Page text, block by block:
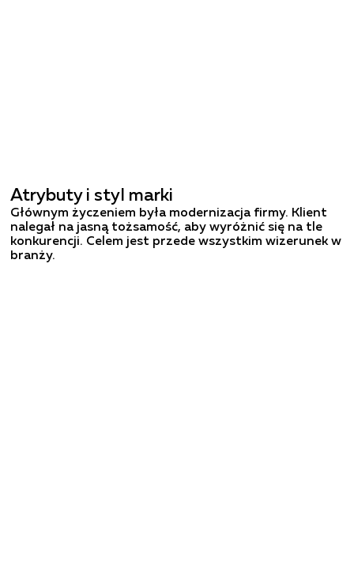
Atrybuty i styl marki
Głównym życzeniem była modernizacja firmy. Klient
nalegał na jasną tożsamość, aby wyróżnić się na tle
konkurencji. Celem jest przede wszystkim wizerunek w
branży.